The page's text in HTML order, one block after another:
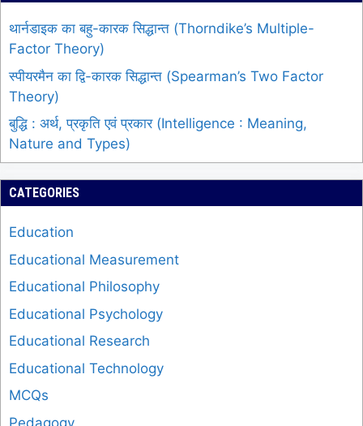
थार्नडाइक का बहु-कारक सिद्धान्त (Thorndike’s Multiple-
Factor Theory)
स्पीयरमैन का द्वि-कारक सिद्धान्त (Spearman’s Two Factor
Theory)
बुद्धि : अर्थ, प्रकृति एवं प्रकार (Intelligence : Meaning,
Nature and Types)
CATEGORIES
Education
Educational Measurement
Educational Philosophy
Educational Psychology
Educational Research
Educational Technology
MCQs
Pedagogy